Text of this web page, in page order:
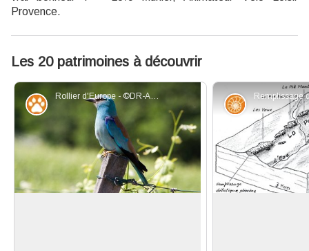
Provence.
Les 20 patrimoines à découvrir
Rollier d'Europe - ©DR-A. Rocha France
Faune Géologie